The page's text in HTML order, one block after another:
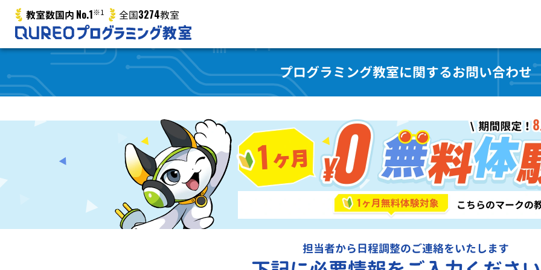
教室数国内 No.1※1 全国3274教室
プログラミング教室に関するお問い合わせ
担当者から日程調整のご連絡をいたします